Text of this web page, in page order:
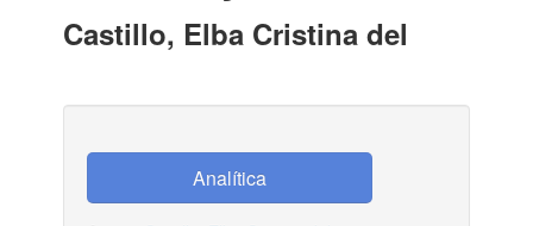
Castillo, Elba Cristina del